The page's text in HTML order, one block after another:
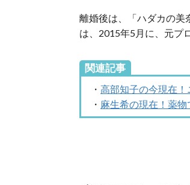
離婚後は、「ハダカの美
は、2015年5月に、元プ
関連記事
・ 高部知子の今現在
・ 麻生希の現在！薬